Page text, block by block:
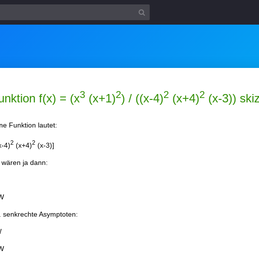
f(x) = (x3 (x+1)2) / ((x-4)2 (x+4)2 (x-3))
Funktion lautet:
4)2 (x+4)2 (x-3)]
ja dann:
senkrechte Asymptoten: